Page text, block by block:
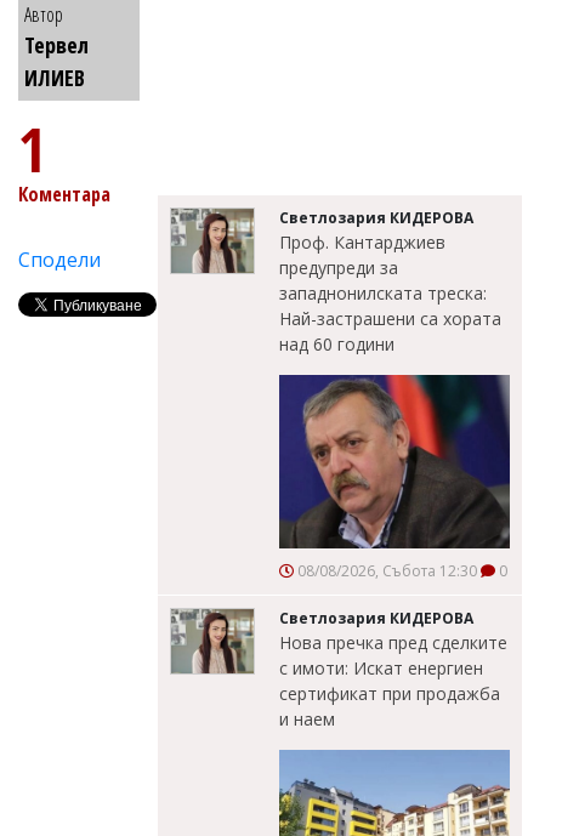
Автор
Тервел
ИЛИЕВ
1
Коментара
Сподели
Светлозария КИДЕРОВА
Проф. Кантарджиев
предупреди за
западнонилската треска:
Най-застрашени са хората
над 60 години
08/08/2026, Събота 12:30 0
Светлозария КИДЕРОВА
Нова пречка пред сделките
с имоти: Искат енергиен
сертификат при продажба
и наем